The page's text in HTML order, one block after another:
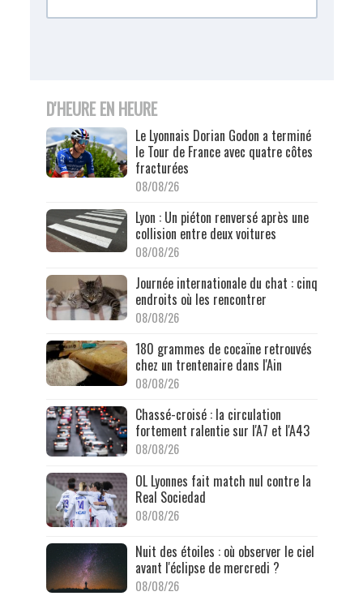
D'HEURE EN HEURE
Le Lyonnais Dorian Godon a terminé
le Tour de France avec quatre côtes
fracturées
08/08/26
Lyon : Un piéton renversé après une
collision entre deux voitures
08/08/26
Journée internationale du chat : cinq
endroits où les rencontrer
08/08/26
180 grammes de cocaïne retrouvés
chez un trentenaire dans l'Ain
08/08/26
Chassé-croisé : la circulation
fortement ralentie sur l'A7 et l'A43
08/08/26
OL Lyonnes fait match nul contre la
Real Sociedad
08/08/26
Nuit des étoiles : où observer le ciel
avant l'éclipse de mercredi ?
08/08/26